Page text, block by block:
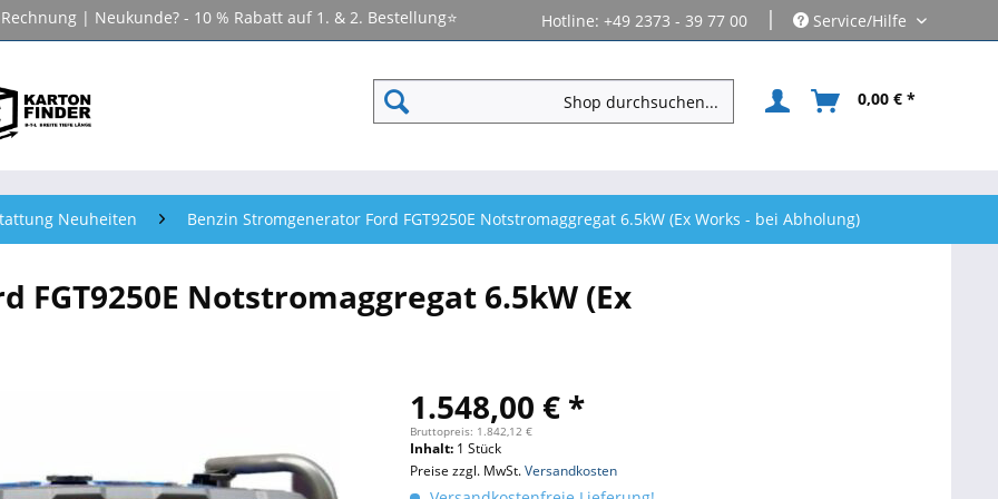
| Neukunde? - 10 % Rabatt auf 1. & 2. Bestellung⭐ Hotline: +49 2373 - 39 77 00 | Service/Hilfe
0,00 € *
Neuheiten Benzin Stromgenerator Ford FGT9250E Notstromaggregat 6.5kW (Ex Works - bei Abholung)
FGT9250E Notstromaggregat 6.5kW (Ex
1.548,00 € *
Bruttopreis: 1.842,12 €
Inhalt: 1 Stück
Preise zzgl. MwSt.Versandkosten